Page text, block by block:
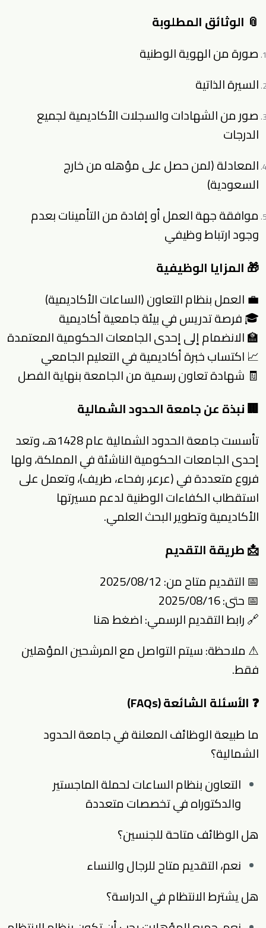
📎 الوثائق المطلوبة
صورة من الهوية الوطنية
السيرة الذاتية
صور من الشهادات والسجلات الأكاديمية لجميع
الدرجات
المعادلة (لمن حصل على مؤهله من خارج
السعودية)
موافقة جهة العمل أو إفادة من التأمينات بعدم
وجود ارتباط وظيفي
🎁 المزايا الوظيفية
💼 العمل بنظام التعاون (الساعات الأكاديمية)
🎓 فرصة تدريس في بيئة جامعية أكاديمية
🏫 الانضمام إلى إحدى الجامعات الحكومية المعتمدة
📈 اكتساب خبرة أكاديمية في التعليم الجامعي
🧾 شهادة تعاون رسمية من الجامعة بنهاية الفصل
🏢 نبذة عن جامعة الحدود الشمالية
تأسست جامعة الحدود الشمالية عام 1428هـ، وتعد
إحدى الجامعات الحكومية الناشئة في المملكة، ولها
فروع متعددة في (عرعر، رفحاء، طريف)، وتعمل على
استقطاب الكفاءات الوطنية لدعم مسيرتها
الأكاديمية وتطوير البحث العلمي.
📩 طريقة التقديم
📅 التقديم متاح من: 2025/08/12
📅 حتى: 2025/08/16
🔗 رابط التقديم الرسمي:اضغط هنا
⚠ ملاحظة: سيتم التواصل مع المرشحين المؤهلين
فقط.
❓ الأسئلة الشائعة (FAQs)
ما طبيعة الوظائف المعلنة في جامعة الحدود
الشمالية؟
التعاون بنظام الساعات لحملة الماجستير
والدكتوراه في تخصصات متعددة
هل الوظائف متاحة للجنسين؟
نعم، التقديم متاح للرجال والنساء
هل يشترط الانتظام في الدراسة؟